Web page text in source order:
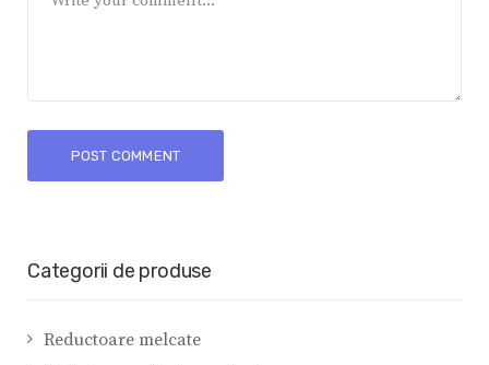
Categorii de produse
Reductoare melcate